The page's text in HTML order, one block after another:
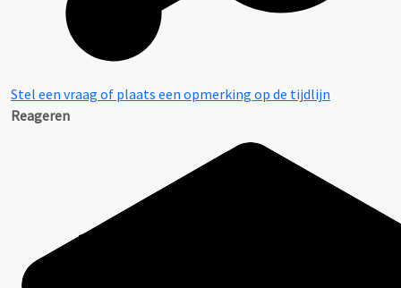
Stel een vraag of plaats een opmerking op de tijdlijn
Reageren